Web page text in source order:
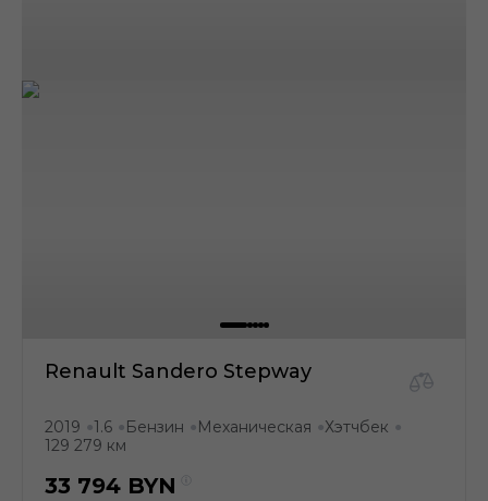
Renault Sandero Stepway
2019 ●1.6 ● Бензин ● Механическая ●Хэтчбек ●
129 279 км
33 794 BYN